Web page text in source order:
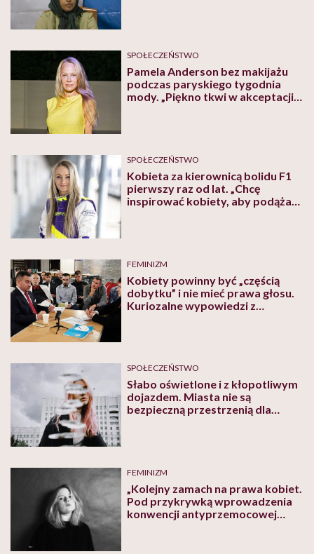
SPOŁECZEŃSTWO
Pamela Anderson bez makijażu
podczas paryskiego tygodnia
mody. „Piękno tkwi w akceptacji
SPOŁECZEŃSTWO
Kobieta za kierownicą bolidu F1
pierwszy raz od lat. „Chcę
inspirować kobiety, aby podążały
FEMINIZM
Kobiety powinny być „częścią
dobytku” i nie mieć prawa głosu.
Kuriozalne wypowiedzi z
SPOŁECZEŃSTWO
Słabo oświetlone i z kłopotliwym
dojazdem. Miasta nie są
bezpieczną przestrzenią dla
FEMINIZM
„Kolejny zamach na prawa kobiet.
Pod przykrywką wprowadzenia
konwencji antyprzemocowej